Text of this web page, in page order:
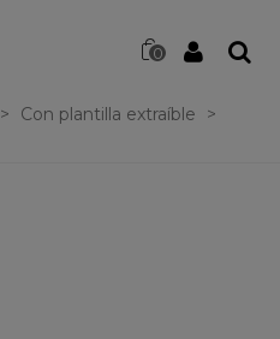
0
> Con plantilla extraíble
>